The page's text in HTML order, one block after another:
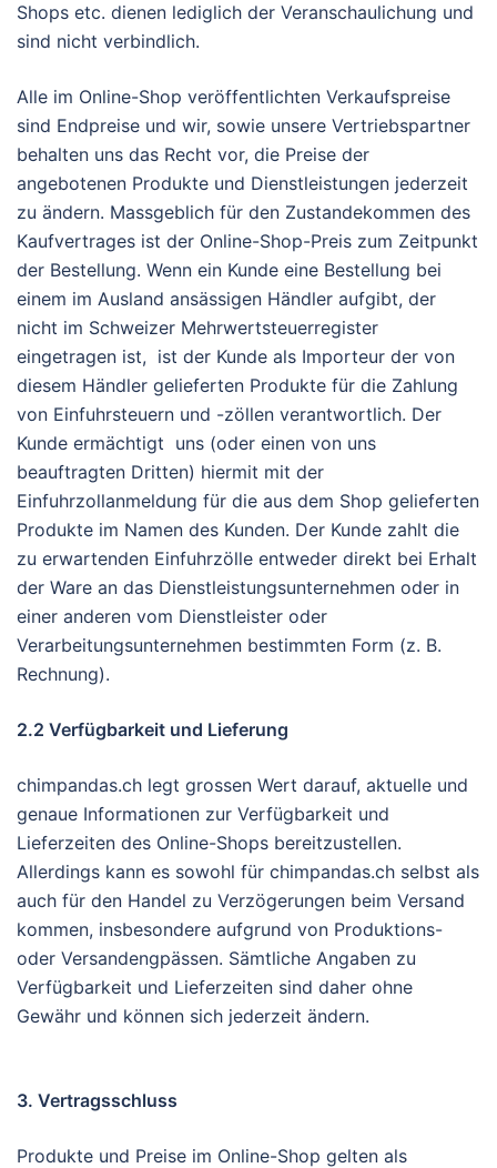
Shops etc. dienen lediglich der Veranschaulichung und
sind nicht verbindlich.
Alle im Online-Shop veröffentlichten Verkaufspreise
sind Endpreise und wir, sowie unsere Vertriebspartner
behalten uns das Recht vor, die Preise der
angebotenen Produkte und Dienstleistungen jederzeit
zu ändern. Massgeblich für den Zustandekommen des
Kaufvertrages ist der Online-Shop-Preis zum Zeitpunkt
der Bestellung. Wenn ein Kunde eine Bestellung bei
einem im Ausland ansässigen Händler aufgibt, der
nicht im Schweizer Mehrwertsteuerregister
eingetragen ist, ist der Kunde als Importeur der von
diesem Händler gelieferten Produkte für die Zahlung
von Einfuhrsteuern und -zöllen verantwortlich. Der
Kunde ermächtigt uns (oder einen von uns
beauftragten Dritten) hiermit mit der
Einfuhrzollanmeldung für die aus dem Shop gelieferten
Produkte im Namen des Kunden. Der Kunde zahlt die
zu erwartenden Einfuhrzölle entweder direkt bei Erhalt
der Ware an das Dienstleistungsunternehmen oder in
einer anderen vom Dienstleister oder
Verarbeitungsunternehmen bestimmten Form (z. B.
Rechnung).
2.2 Verfügbarkeit und Lieferung
chimpandas.ch legt grossen Wert darauf, aktuelle und
genaue Informationen zur Verfügbarkeit und
Lieferzeiten des Online-Shops bereitzustellen.
Allerdings kann es sowohl für chimpandas.ch selbst als
auch für den Handel zu Verzögerungen beim Versand
kommen, insbesondere aufgrund von Produktions-
oder Versandengpässen. Sämtliche Angaben zu
Verfügbarkeit und Lieferzeiten sind daher ohne
Gewähr und können sich jederzeit ändern.
3. Vertragsschluss
Produkte und Preise im Online-Shop gelten als